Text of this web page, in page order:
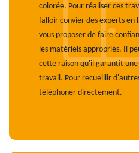
colorée. Pour réaliser ces
falloir convier des experts en
vous proposer de faire
les matériels appropriés. Il
cette raison qu'il garantit
travail. Pour recueillir
téléphoner directement.